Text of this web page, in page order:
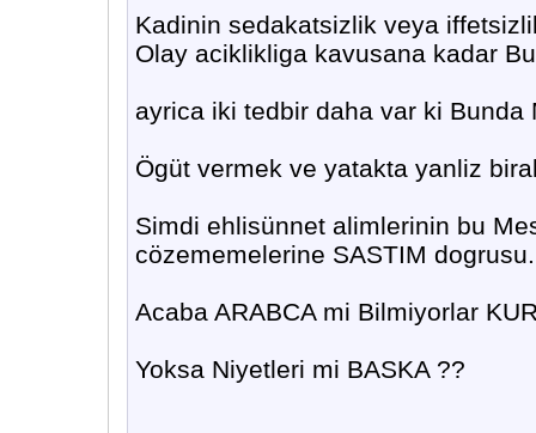
Kadinin sedakatsizlik veya
Olay aciklikliga kavusana kadar
ayrica iki tedbir daha var ki
Ögüt vermek ve yatakta yanliz
Simdi ehlisünnet alimlerinin bu
cözememelerine SASTIM
Acaba ARABCA mi Bilmiyorlar
Yoksa Niyetleri mi BASKA ??